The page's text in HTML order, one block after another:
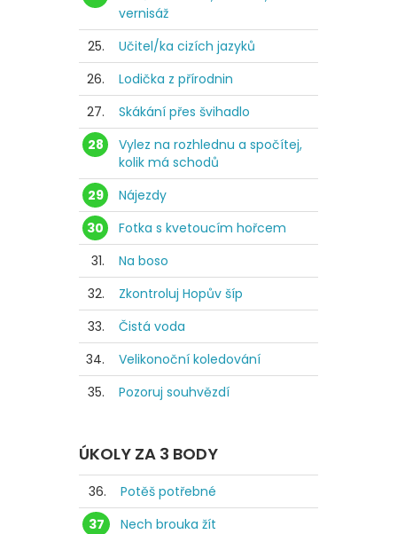
vernisáž
25.
Učitel/ka cizích jazyků
26.
Lodička z přírodnin
27.
Skákání přes švihadlo
28
Vylez na rozhlednu a spočítej,
kolik má schodů
29
Nájezdy
30
Fotka s kvetoucím hořcem
31.
Na boso
32.
Zkontroluj Hopův šíp
33.
Čistá voda
34.
Velikonoční koledování
35.
Pozoruj souhvězdí
ÚKOLY ZA 3 BODY
36.
Potěš potřebné
37
Nech brouka žít